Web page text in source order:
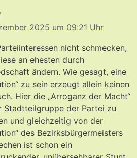
2025 um 09:21 Uhr
nicht schmecken,
an ehesten durch
ändern. Wie gesagt, eine
zu sein erzeugt allein keinen
Hier die „Arroganz der Macht“
Stadtteilgruppe der Partei zu
und gleichzeitig von der
des Bezirksbürgermeisters
ist schon ein